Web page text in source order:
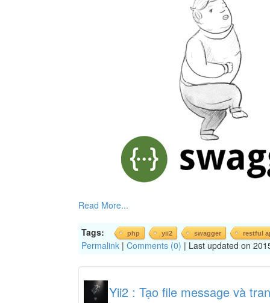
Read More...
Tags: php yii2 swagger restful
Permalink | Comments (0) | Last updated on
Yii2 : Tạo file message và